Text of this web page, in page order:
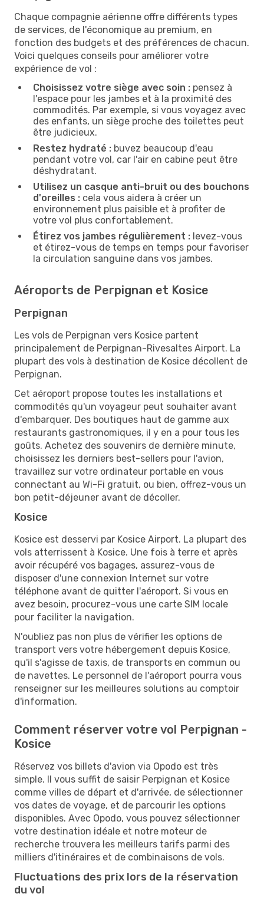
Chaque compagnie aérienne offre différents types
de services, de l'économique au premium, en
fonction des budgets et des préférences de chacun.
Voici quelques conseils pour améliorer votre
expérience de vol :
Choisissez votre siège avec soin : pensez à
l'espace pour les jambes et à la proximité des
commodités. Par exemple, si vous voyagez avec
des enfants, un siège proche des toilettes peut
être judicieux.
Restez hydraté : buvez beaucoup d'eau
pendant votre vol, car l'air en cabine peut être
déshydratant.
Utilisez un casque anti-bruit ou des bouchons
d'oreilles : cela vous aidera à créer un
environnement plus paisible et à profiter de
votre vol plus confortablement.
Étirez vos jambes régulièrement : levez-vous
et étirez-vous de temps en temps pour favoriser
la circulation sanguine dans vos jambes.
Aéroports de Perpignan et Kosice
Perpignan
Les vols de Perpignan vers Kosice partent
principalement de Perpignan-Rivesaltes Airport. La
plupart des vols à destination de Kosice décollent de
Perpignan.
Cet aéroport propose toutes les installations et
commodités qu'un voyageur peut souhaiter avant
d'embarquer. Des boutiques haut de gamme aux
restaurants gastronomiques, il y en a pour tous les
goûts. Achetez des souvenirs de dernière minute,
choisissez les derniers best-sellers pour l'avion,
travaillez sur votre ordinateur portable en vous
connectant au Wi-Fi gratuit, ou bien, offrez-vous un
bon petit-déjeuner avant de décoller.
Kosice
Kosice est desservi par Kosice Airport. La plupart des
vols atterrissent à Kosice. Une fois à terre et après
avoir récupéré vos bagages, assurez-vous de
disposer d'une connexion Internet sur votre
téléphone avant de quitter l'aéroport. Si vous en
avez besoin, procurez-vous une carte SIM locale
pour faciliter la navigation.
N'oubliez pas non plus de vérifier les options de
transport vers votre hébergement depuis Kosice,
qu'il s'agisse de taxis, de transports en commun ou
de navettes. Le personnel de l'aéroport pourra vous
renseigner sur les meilleures solutions au comptoir
d'information.
Comment réserver votre vol Perpignan -
Kosice
Réservez vos billets d'avion via Opodo est très
simple. Il vous suffit de saisir Perpignan et Kosice
comme villes de départ et d'arrivée, de sélectionner
vos dates de voyage, et de parcourir les options
disponibles. Avec Opodo, vous pouvez sélectionner
votre destination idéale et notre moteur de
recherche trouvera les meilleurs tarifs parmi des
milliers d'itinéraires et de combinaisons de vols.
Fluctuations des prix lors de la réservation
du vol